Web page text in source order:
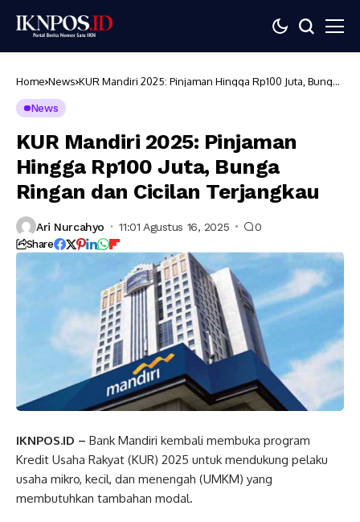
Home News KUR Mandiri 2025: Pinjaman Hingga Rp100 Juta, Bunga
News
KUR Mandiri 2025: Pinjaman
Hingga Rp100 Juta, Bunga
Ringan dan Cicilan Terjangkau
Ari Nurcahyo 11:01 Agustus 16, 2025 0
Share
IKNPOS.ID – Bank Mandiri kembali membuka program
Kredit Usaha Rakyat (KUR) 2025 untuk mendukung pelaku
usaha mikro, kecil, dan menengah (UMKM) yang
membutuhkan tambahan modal.